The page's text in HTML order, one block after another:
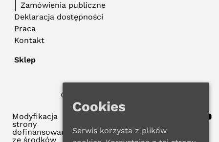
Zamówienia publiczne
Deklaracja dostępności
Praca
Kontakt
Sklep
© 2022 WMBP w Gdańsku
Polityka Prywatności
Modyfikacja
strony
dofinansowana
ze środków
Cookies
Serwis korzysta z plików